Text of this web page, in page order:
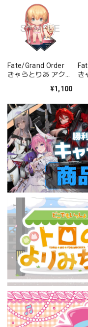
Fate/Grand Order
きゃらとりあ アクリ
¥1,100
き